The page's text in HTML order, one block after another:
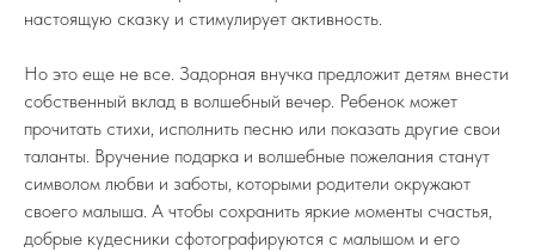
настоящую сказку и стимулирует активность.
Но это еще не все. Задорная внучка предложит детям внести
собственный вклад в волшебный вечер. Ребенок может
прочитать стихи, исполнить песню или показать другие свои
таланты. Вручение подарка и волшебные пожелания станут
символом любви и заботы, которыми родители окружают
своего малыша. А чтобы сохранить яркие моменты счастья,
добрые кудесники сфотографируются с малышом и его